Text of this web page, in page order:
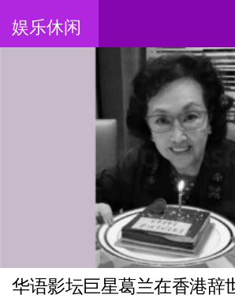
娱乐休闲
华语影坛巨星葛兰在香港辞